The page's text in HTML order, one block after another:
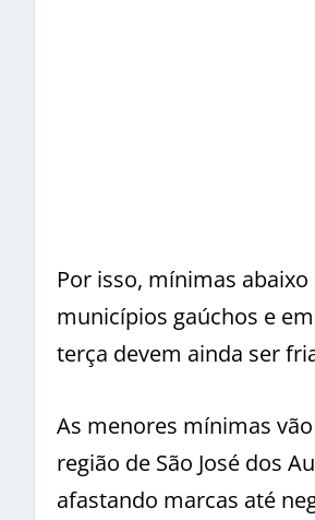
Por isso, mínimas
municípios gaúchos e
terça devem ainda ser
As menores mínimas
região de São José dos
afastando marcas até